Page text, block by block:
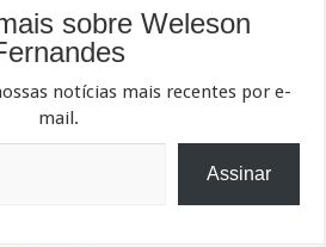
sobre Weleson
notícias mais recentes por e-
mail.
Assinar